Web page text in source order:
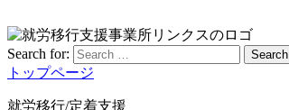
Search for: Search
トップページ
就労移行/定着支援